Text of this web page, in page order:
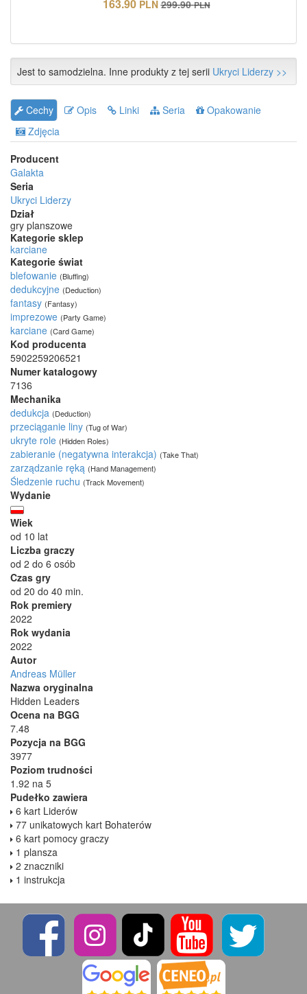
163.90 PLN 299.90 PLN
Jest to samodzielna. Inne produkty z tej serii Ukryci Liderzy >>
Cechy Opis Linki Seria
Opakowanie
Zdjęcia
Producent
Galakta
Seria
Ukryci Liderzy
Dział
gry planszowe
Kategorie sklep
karciane
Kategorie świat
blefowanie (Bluffing)
dedukcyjne (Deduction)
fantasy (Fantasy)
imprezowe (Party Game)
karciane (Card Game)
Kod producenta
5902259206521
Numer katalogowy
7136
Mechanika
dedukcja (Deduction)
przeciąganie liny (Tug of War)
ukryte role (Hidden Roles)
zabieranie (negatywna interakcja) (Take That)
zarządzanie ręką (Hand Management)
Śledzenie ruchu (Track Movement)
Wydanie
Wiek
od 10 lat
Liczba graczy
od 2 do 6 osób
Czas gry
od 20 do 40 min.
Rok premiery
2022
Rok wydania
2022
Autor
Andreas Müller
Nazwa oryginalna
Hidden Leaders
Ocena na BGG
7.48
Pozycja na BGG
3977
Poziom trudności
1.92 na 5
Pudełko zawiera
6 kart Liderów
77 unikatowych kart Bohaterów
6 kart pomocy graczy
1 plansza
2 znaczniki
1 instrukcja